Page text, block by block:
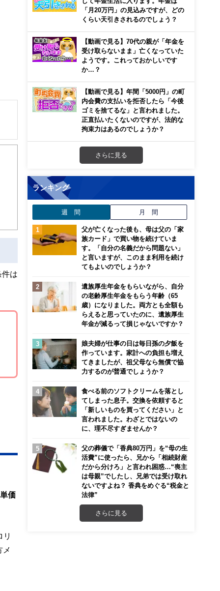
き
件は
価
リ
メ
「月20万円」の見込みですが、どの
くらい天引きされるのでしょう？
【動画で見る】70代の親が「年金を
受け取らないまま」亡くなっていた
ようです。これっておかしいです
か…？
【動画で見る】年間「5000円」の町
内会費の支払いを拒否したら「今後
ゴミを捨てるな」と言われました。
正直払いたくないのですが、法的な
拘束力はあるのでしょうか？
さらに見る
ランキング
週 間 月 間
父が亡くなった後も、母は父の「家
族カード」で買い物を続けていま
す。「自分の名義だから問題ない」
と言いますが、このまま利用を続け
てもよいのでしょうか？
遺族厚生年金をもらいながら、自分
の老齢厚生年金をもらう年齢（65
歳）になりました。両方とも全額も
らえると思っていたのに、遺族厚生
年金が減るって損じゃないですか？
娘夫婦が仕事の日は毎日孫の夕飯を
作っています。家計への負担も増え
てきましたが、祖父母なら無償で協
力するのが普通でしょうか？
食べる前のソフトクリームを落とし
てしまった息子。交換を依頼すると
「新しいものを買ってください」と
言われました。わざとではないの
に、理不尽すぎませんか？
父の葬儀で「香典80万円」を“母の生
活費”に使ったら、兄から「相続財産
だから分けろ」と言われ困惑…“喪主
は母親”でしたし、兄弟では受け取れ
ないですよね？ 香典をめぐる“税金と
法律”
さらに見る